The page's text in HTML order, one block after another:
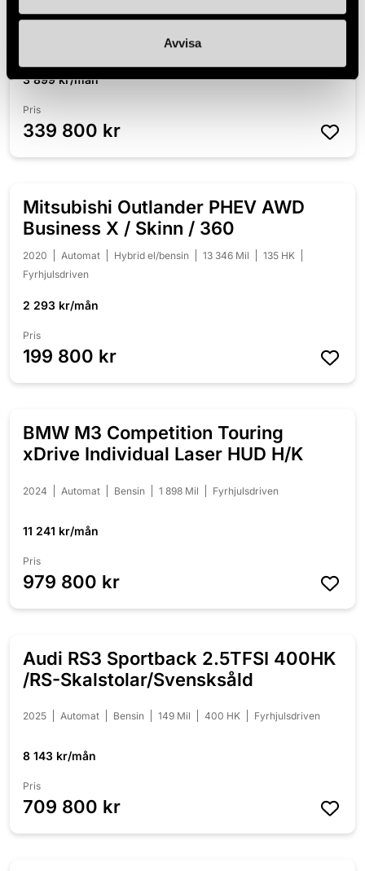
Avvisa
10 995 Mil
3 899 kr/mån
Pris
339 800 kr
NYINKOMMEN
Mitsubishi Outlander PHEV AWD
Business X / Skinn / 360
2020 Automat Hybrid el/bensin 13 346 Mil
135 HK
Fyrhjulsdriven
2 293 kr/mån
Pris
199 800 kr
NYINKOMMEN
BMW M3 Competition Touring
xDrive Individual Laser HUD H/K
2024 Automat Bensin 1 898 Mil Fyrhjulsdriven
11 241 kr/mån
Pris
979 800 kr
NYINKOMMEN
Audi RS3 Sportback 2.5TFSI 400HK
/RS-Skalstolar/Svensksåld
2025 Automat Bensin 149 Mil 400 HK Fyrhjulsdriven
8 143 kr/mån
Pris
709 800 kr